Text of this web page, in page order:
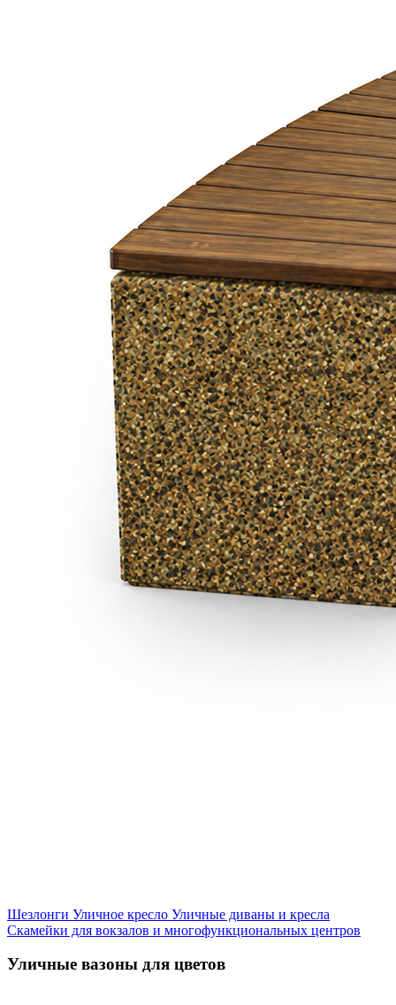
Шезлонги Уличное кресло Уличные диваны и кресла
Скамейки для вокзалов и многофункциональных центров
Уличные вазоны для цветов